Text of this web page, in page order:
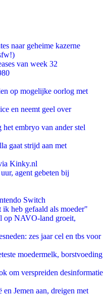
naar geheime kazerne
van week 32
op mogelijke oorlog met
en neemt geel over
embryo van ander stel
gaat strijd aan met
Kinky.nl
agent gebeten bij
Switch
heb gefaald als moeder"
op NAVO-land groeit,
zes jaar cel en tbs voor
moedermelk, borstvoeding
om verspreiden desinformatie
Jemen aan, dreigen met